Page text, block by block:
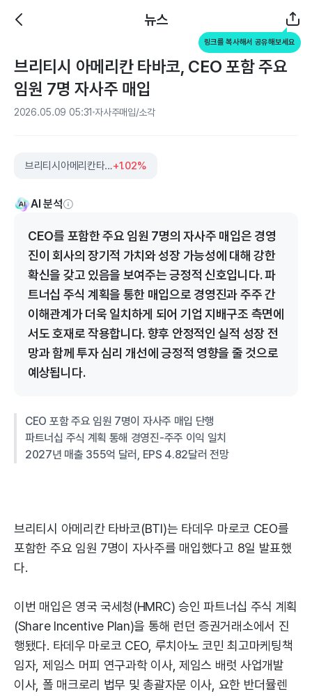
뉴스
링크를 복사해서 공유해보세요
브리티시 아메리칸 타바코, CEO 포함 주요
임원 7명 자사주 매입
2026.05.09 05:31 자사주매입/소각
브리티시아메리칸타바코+1.02%
AI 분석
CEO를 포함한 주요 임원 7명의 자사주 매입은 경영
진이 회사의 장기적 가치와 성장 가능성에 대해 강한
확신을 갖고 있음을 보여주는 긍정적 신호입니다. 파
트너십 주식 계획을 통한 매입으로 경영진과 주주 간
이해관계가 더욱 일치하게 되어 기업 지배구조 측면에
서도 호재로 작용합니다. 향후 안정적인 실적 성장 전
망과 함께 투자 심리 개선에 긍정적 영향을 줄 것으로
예상됩니다.
CEO 포함 주요 임원 7명이 자사주 매입 단행
파트너십 주식 계획 통해 경영진-주주 이익 일치
2027년 매출 355억 달러, EPS 4.82달러 전망
브리티시 아메리칸 타바코(BTI)는 타데우 마로코 CEO를
포함한 주요 임원 7명이 자사주를 매입했다고 8일 발표했
다.
이번 매입은 영국 국세청(HMRC) 승인 파트너십 주식 계획
(Share Incentive Plan)을 통해 런던 증권거래소에서 진
행됐다. 타데우 마로코 CEO, 루치아노 코민 최고마케팅책
임자, 제임스 머피 연구과학 이사, 제임스 배럿 사업개발
이사, 폴 매크로리 법무 및 총괄자문 이사, 요한 반더뮬렌